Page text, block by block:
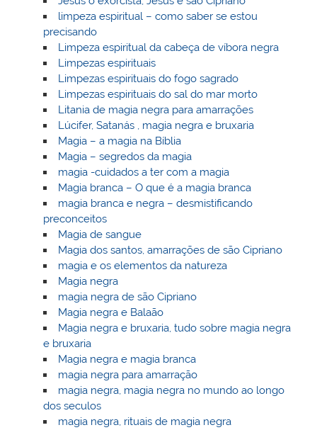
limpeza espiritual – como saber se estou
precisando
Limpeza espiritual da cabeça de víbora negra
Limpezas espirituais
Limpezas espirituais do fogo sagrado
Limpezas espirituais do sal do mar morto
Litania de magia negra para amarrações
Lúcifer, Satanás , magia negra e bruxaria
Magia – a magia na Bíblia
Magia – segredos da magia
magia -cuidados a ter com a magia
Magia branca – O que é a magia branca
magia branca e negra – desmistificando
preconceitos
Magia de sangue
Magia dos santos, amarrações de são Cipriano
magia e os elementos da natureza
Magia negra
magia negra de são Cipriano
Magia negra e Balaão
Magia negra e bruxaria, tudo sobre magia negra
e bruxaria
Magia negra e magia branca
magia negra para amarração
magia negra, magia negra no mundo ao longo
dos seculos
magia negra, rituais de magia negra